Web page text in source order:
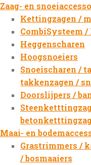
Zaag- en
Kettingzagen /
CombiSysteem
Heggenscharen
Hoogsnoeiers
Snoeischaren /
takkenzagen /
Doorslijpers /
Maai- en
Grastrimmers /
/ bosmaaiers